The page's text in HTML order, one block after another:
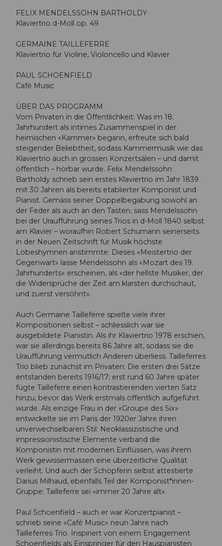
FELIX MENDELSSOHN BARTHOLDY
Klaviertrio d-Moll op. 49
GERMAINE TAILLEFERRE
Klaviertrio für Violine, Violoncello und Klavier
PAUL SCHOENFIELD
Café Music
ÜBER DAS PROGRAMM
Vom Privaten in die Öffentlichkeit: Was im 18.
Jahrhundert als intimes Zusammenspiel in der
heimischen «Kammer» begann, erfreute sich bald
steigender Beliebtheit, sodass Kammermusik wie das
Klaviertrio auch in grossen Konzertsälen – und damit
öffentlich – hörbar wurde. Felix Mendelssohn
Bartholdy schrieb sein erstes Klaviertrio im Jahr 1839
mit 30 Jahren als bereits etablierter Komponist und
Pianist. Gemäss seiner Doppelbegabung sowohl an
der Feder als auch an den Tasten, sass Mendelssohn
bei der Uraufführung seines Trios in d-Moll 1840 selbst
am Klavier – woraufhin Robert Schumann seinerseits
in der Neuen Zeitschrift für Musik höchste
Lobeshymnen anstimmte: Dieses «Meistertrio der
Gegenwart» lasse Mendelssohn als «Mozart des 19.
Jahrhunderts» erscheinen, als «der hellste Musiker, der
die Widersprüche der Zeit am klarsten durchschaut,
und zuerst versöhnt».
Auch Germaine Tailleferre spielte viele ihrer
Kompositionen selbst – schliesslich war sie
ausgebildete Pianistin. Als ihr Klaviertrio 1978 erschien,
war sie allerdings bereits 86 Jahre alt, sodass sie die
Uraufführung vermutlich Anderen überliess. Tailleferres
Trio blieb zunächst im Privaten: Die ersten drei Sätze
entstanden bereits 1916/17; erst rund 60 Jahre später
fügte Tailleferre einen kontrastierenden vierten Satz
hinzu, bevor das Werk erstmals öffentlich aufgeführt
wurde. Als einzige Frau in der «Groupe des Six»
entwickelte sie im Paris der 1920er Jahre ihren
unverwechselbaren Stil: Neoklassizistische und
impressionistische Elemente verband die
Komponistin mit modernen Einflüssen, was ihrem
Werk gewissermassen eine überzeitliche Qualität
verleiht. Und auch der Schöpferin selbst attestierte
Darius Milhaud, ebenfalls Teil der Komponist*innen-
Gruppe: Tailleferre sei «immer 20 Jahre alt».
Paul Schoenfield – auch er war Konzertpianist –
schrieb seine «Café Music» neun Jahre nach
Tailleferres Trio. Inspiriert von einem Engagement
Schoenfields als Einspringer für den Hauspianisten